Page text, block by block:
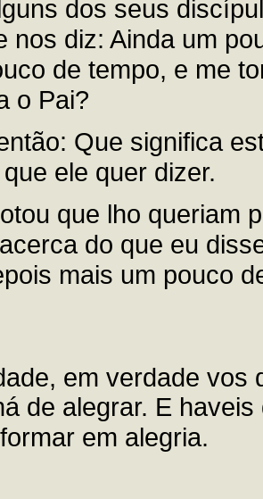
dos seus
nos diz: Ainda um
de tempo, e me
o Pai?
Que significa
ele quer dizer.
que lho queriam
do que eu
mais um pouco
em verdade vos
de alegrar. E
em alegria.